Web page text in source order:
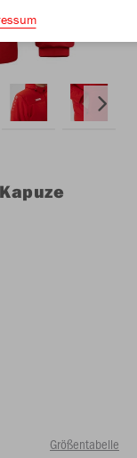
Größentabelle